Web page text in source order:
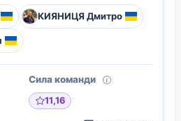
КИЯНИЦЯ Дмитро
Сила команди
11,16